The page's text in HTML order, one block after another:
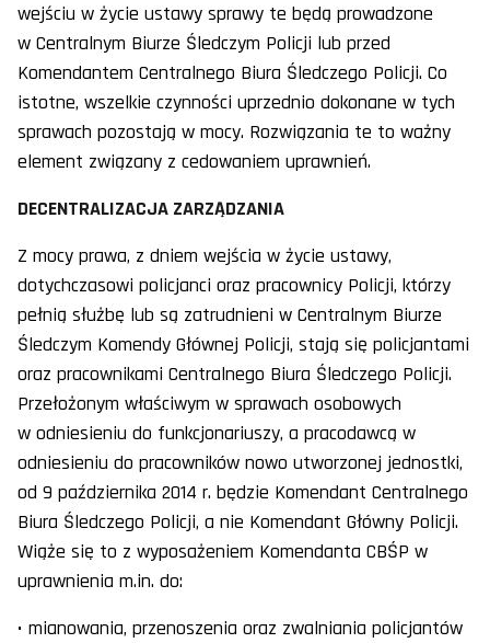
wejściu w życie ustawy sprawy te będą prowadzone
w Centralnym Biurze Śledczym Policji lub przed
Komendantem Centralnego Biura Śledczego Policji. Co
istotne, wszelkie czynności uprzednio dokonane w tych
sprawach pozostają w mocy. Rozwiązania te to ważny
element związany z cedowaniem uprawnień.
DECENTRALIZACJA ZARZĄDZANIA
Z mocy prawa, z dniem wejścia w życie ustawy,
dotychczasowi policjanci oraz pracownicy Policji, którzy
pełnią służbę lub są zatrudnieni w Centralnym Biurze
Śledczym Komendy Głównej Policji, stają się policjantami
oraz pracownikami Centralnego Biura Śledczego Policji.
Przełożonym właściwym w sprawach osobowych
w odniesieniu do funkcjonariuszy, a pracodawcą w
odniesieniu do pracowników nowo utworzonej jednostki,
od 9 października 2014 r. będzie Komendant Centralnego
Biura Śledczego Policji, a nie Komendant Główny Policji.
Wiąże się to z wyposażeniem Komendanta CBŚP w
uprawnienia m.in. do:
• mianowania, przenoszenia oraz zwalniania policjantów